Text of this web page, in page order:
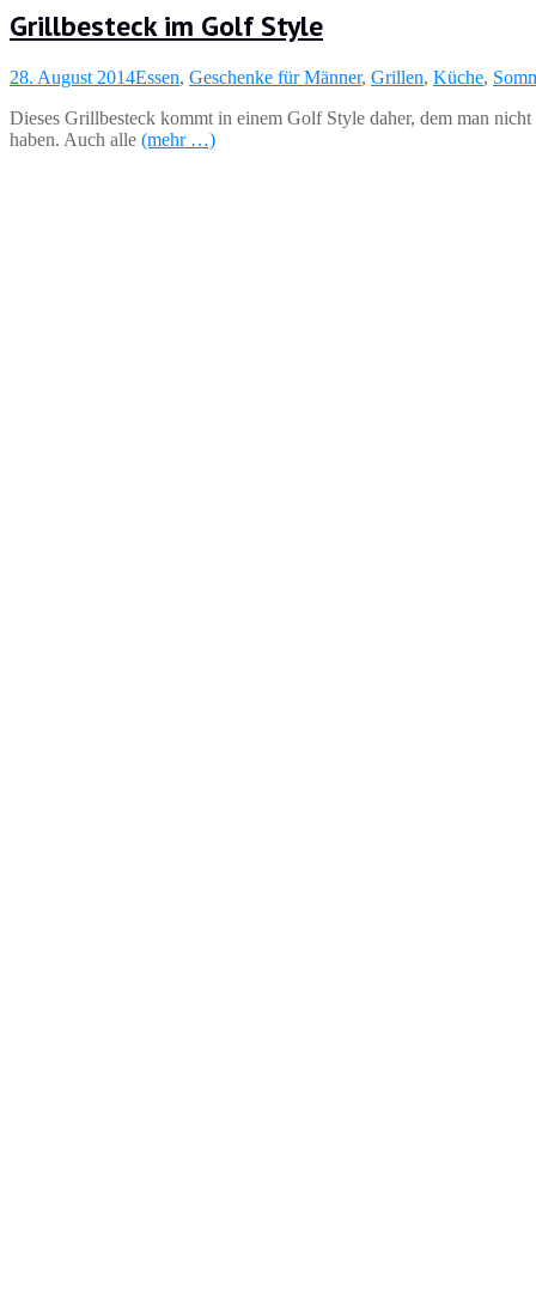
Grillbesteck im Golf Style
28. August 2014Essen, Geschenke für Männer, Grillen, Küche,
Dieses Grillbesteck kommt in einem Golf Style daher, dem man
haben. Auch alle (mehr …)